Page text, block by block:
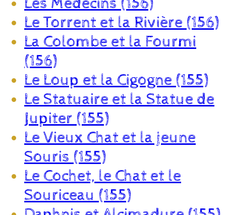
Le Torrent et la Rivière (156)
La Colombe et la Fourmi
(156)
Le Loup et la Cigogne (155)
Le Statuaire et la Statue de
Jupiter (155)
Le Vieux Chat et la jeune
Souris (155)
Le Cochet, le Chat et le
Souriceau (155)